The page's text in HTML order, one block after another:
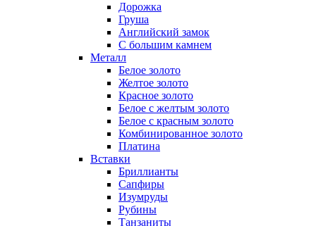
Дорожка
Груша
Английский замок
С большим камнем
Металл
Белое золото
Желтое золото
Красное золото
Белое с желтым золото
Белое с красным золото
Комбинированное золото
Платина
Вставки
Бриллианты
Сапфиры
Изумруды
Рубины
Танзаниты